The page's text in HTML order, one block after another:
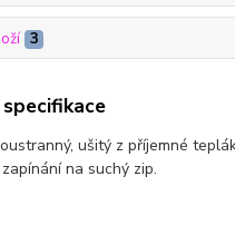
3
ušitý z příjemné
na suchý zip.